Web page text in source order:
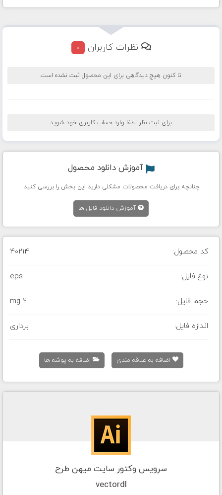
نظرات کاربران 0
تا کنون هیچ دیدگاهی برای این محصول ثبت نشده است
برای ثبت نظر لطفا وارد حساب کاربری خود شوید
آموزش دانلود محصول
چنانچه برای دریافت محصولات مشکلی دارید این بخش را بررسی کنید.
آموزش دانلود فایل ها
کد محصول: 40214
نوع فایل: eps
حجم فایل: 2 mg
اندازه فایل: برداری
اضافه به علاقه مندی اضافه به پوشه ها
سرویس وکتور سایت میهن طرح
vectordl